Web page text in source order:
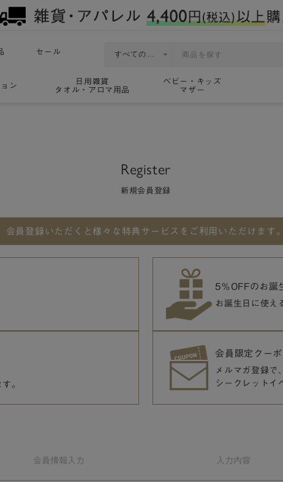
セール
ン
日用雑貨
タオル・アロマ用品
ベビー・キッズ
マザー
Register
新規会員登録
会員登録いただくと 様々な特典サービスをご利用いただけます
5％OFFのお誕
お誕生日に使え
。
会員限定クー
メルマガ登録で
シークレットイ
会員情報 入力 入力 内容